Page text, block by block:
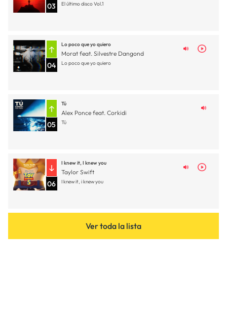
03 El último disco Vol.1
04
Lo poco que yo quiero
Morat feat. Silvestre Dangond
Lo poco que yo quiero
05
Tú
Alex Ponce feat. Corkidi
Tú
06
I knew it, I knew you
Taylor Swift
I knew it, i knew you
Ver toda la lista